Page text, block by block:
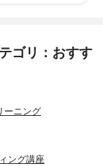
ゴリ：おすす
ーニング
ング講座